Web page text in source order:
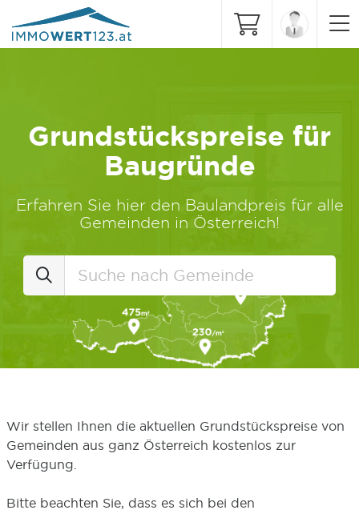
Grundstückspreise für
Baugründe
Erfahren Sie hier den Baulandpreis für alle
Gemeinden in Österreich!
Wir stellen Ihnen die aktuellen Grundstückspreise von
Gemeinden aus ganz Österreich kostenlos zur
Verfügung.
Bitte beachten Sie, dass es sich bei den